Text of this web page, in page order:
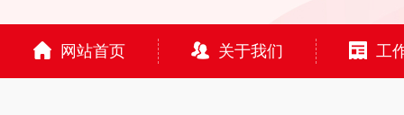
网站首页 关于我们 工